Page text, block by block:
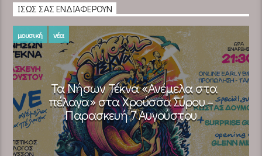
ΊΣΩΣ ΣΑΣ ΕΝΔΙΑΦΈΡΟΥΝ
μουσική νέα
Τα Νήσων Τέκνα «Ανέμελα στα
πέλαγα» στα Χρούσσα Σύρου –
Παρασκευή 7 Αυγούστου